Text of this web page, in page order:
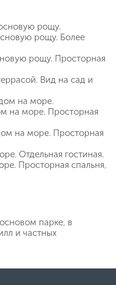
рощу.
рощу. Более
рощу. Просторная
Вид на сад и
на море.
на море. Просторная
на море. Просторная
Отдельная гостиная.
Просторная спальня,
парке, в
и частных